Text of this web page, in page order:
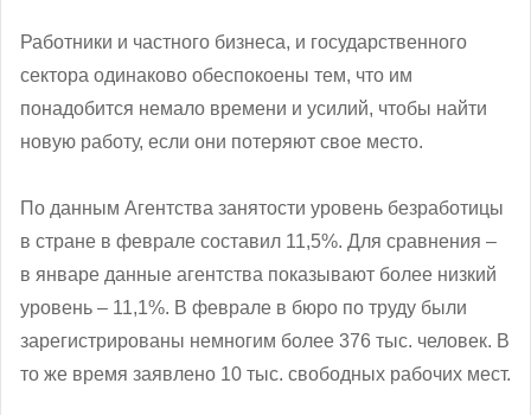
Работники и частного бизнеса, и государственного
сектора одинаково обеспокоены тем, что им
понадобится немало времени и усилий, чтобы найти
новую работу, если они потеряют свое место.
По данным Агентства занятости уровень безработицы
в стране в феврале составил 11,5%. Для сравнения –
в январе данные агентства показывают более низкий
уровень – 11,1%. В феврале в бюро по труду были
зарегистрированы немногим более 376 тыс. человек. В
то же время заявлено 10 тыс. свободных рабочих мест.